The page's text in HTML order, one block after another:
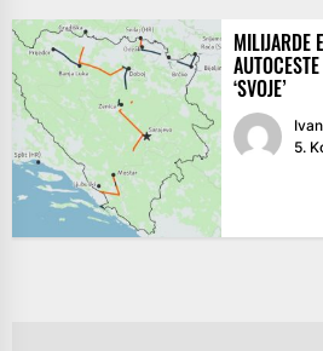
MILIJARDE
‘SVOJE’
Ivan
5.